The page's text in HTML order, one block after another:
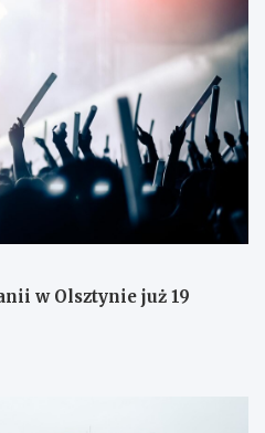
w Olsztynie już 19